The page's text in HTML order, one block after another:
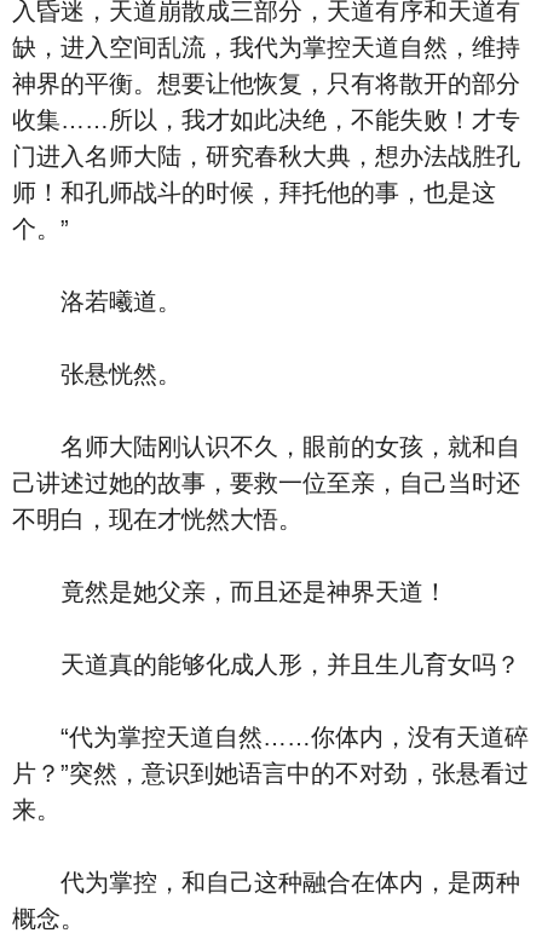
入昏迷，天道崩散成三部分，天道有序和天道有
缺，进入空间乱流，我代为掌控天道自然，维持
神界的平衡。想要让他恢复，只有将散开的部分
收集……所以，我才如此决绝，不能失败！才专
门进入名师大陆，研究春秋大典，想办法战胜孔
师！和孔师战斗的时候，拜托他的事，也是这
个。”
洛若曦道。
张悬恍然。
名师大陆刚认识不久，眼前的女孩，就和自
己讲述过她的故事，要救一位至亲，自己当时还
不明白，现在才恍然大悟。
竟然是她父亲，而且还是神界天道！
天道真的能够化成人形，并且生儿育女吗？
“代为掌控天道自然……你体内，没有天道碎
片？”突然，意识到她语言中的不对劲，张悬看过
来。
代为掌控，和自己这种融合在体内，是两种
概念。